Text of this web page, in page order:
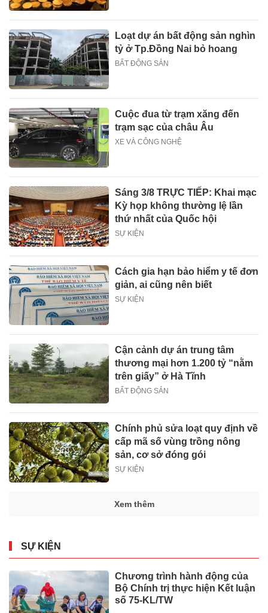
Loạt dự án bất động sản nghìn
tỷ ở Tp.Đồng Nai bỏ hoang
BẤT ĐỘNG SẢN
Cuộc đua từ trạm xăng đến
trạm sạc của châu Âu
XE VÀ CÔNG NGHỆ
Sáng 3/8 TRỰC TIẾP: Khai mạc
Kỳ họp không thường lệ lần
thứ nhất của Quốc hội
SỰ KIỆN
Cách gia hạn bảo hiểm y tế đơn
giản, ai cũng nên biết
SỰ KIỆN
Cận cảnh dự án trung tâm
thương mại hơn 1.200 tỷ “nằm
trên giấy” ở Hà Tĩnh
BẤT ĐỘNG SẢN
Chính phủ sửa loạt quy định về
cấp mã số vùng trồng nông
sản, cơ sở đóng gói
SỰ KIỆN
Xem thêm
SỰ KIỆN
Chương trình hành động của
Bộ Chính trị thực hiện Kết luận
số 75-KL/TW